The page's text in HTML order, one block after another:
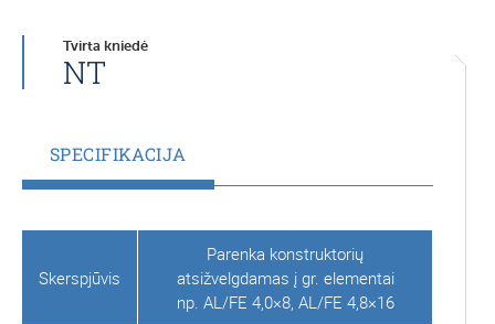
Tvirta kniedė
NT
SPECIFIKACIJA
Skerspjūvis
Parenka konstruktorių
atsižvelgdamas į gr. elementai
np. AL/FE 4,0×8, AL/FE 4,8×16